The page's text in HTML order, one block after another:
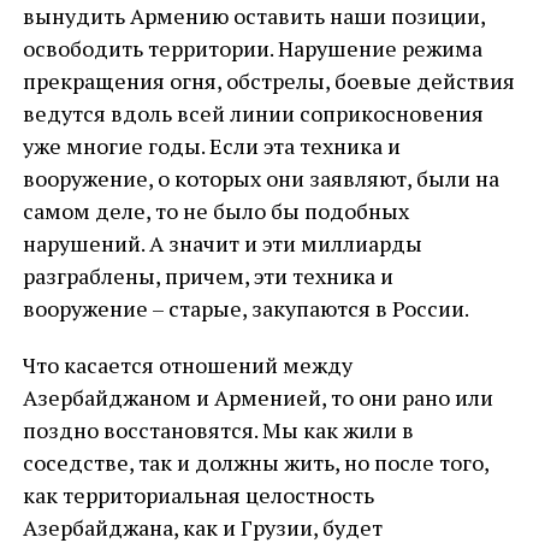
вынудить Армению оставить наши позиции,
освободить территории. Нарушение режима
прекращения огня, обстрелы, боевые действия
ведутся вдоль всей линии соприкосновения
уже многие годы. Если эта техника и
вооружение, о которых они заявляют, были на
самом деле, то не было бы подобных
нарушений. А значит и эти миллиарды
разграблены, причем, эти техника и
вооружение – старые, закупаются в России.
Что касается отношений между
Азербайджаном и Арменией, то они рано или
поздно восстановятся. Мы как жили в
соседстве, так и должны жить, но после того,
как территориальная целостность
Азербайджана, как и Грузии, будет